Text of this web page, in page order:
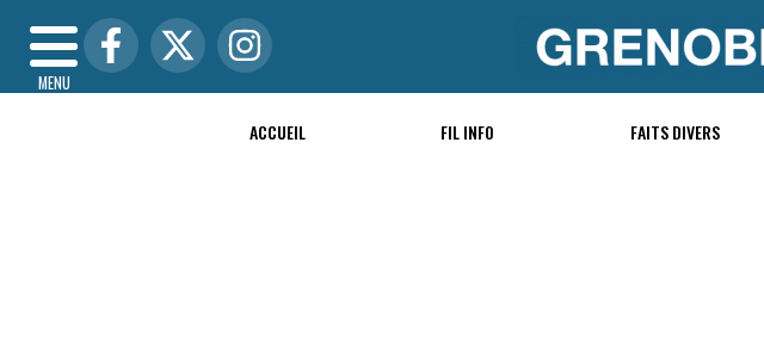
MENU
ACCUEIL FIL INFO FAITS DIVERS